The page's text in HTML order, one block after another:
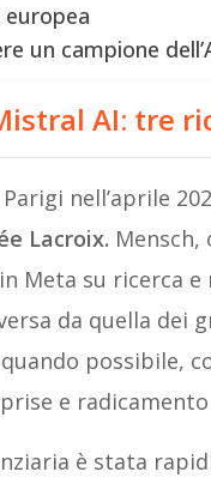
un campione
AI: tre
nell’aprile
Lacroix. Mensch,
Meta su ricerca
da quella
possibile,
e
è stata